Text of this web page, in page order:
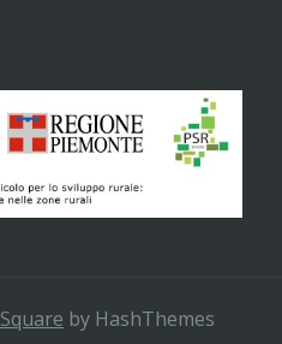
Square by HashThemes